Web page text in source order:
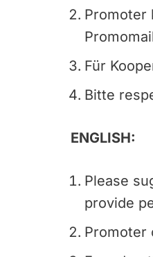
Promoter
Für
Bitte
ENGLISH:
Please
provide
Promoter